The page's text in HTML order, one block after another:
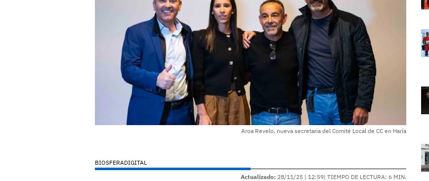
Aroa Revelo, nueva secretaria del Comité Local de CC en Haría
BIOSFERADIGITAL
Actualizado: 28/11/25 | 12:59| TIEMPO DE LECTURA: 6 MIN.